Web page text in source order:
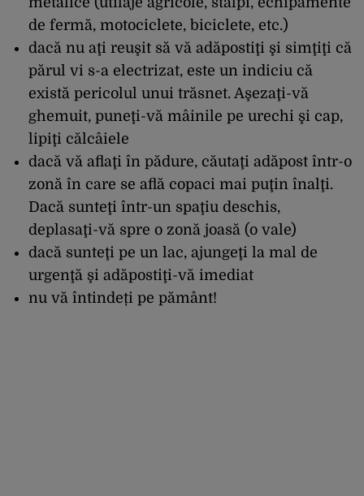
de fermă, motociclete, biciclete, etc.)
dacă nu aţi reuşit să vă adăpostiţi şi simţiţi că
părul vi s-a electrizat, este un indiciu că
există pericolul unui trăsnet. Aşezaţi-vă
ghemuit, puneţi-vă mâinile pe urechi şi cap,
lipiţi călcâiele
dacă vă aflaţi în pădure, căutaţi adăpost într-o
zonă în care se află copaci mai puţin înalţi.
Dacă sunteţi într-un spaţiu deschis,
deplasaţi-vă spre o zonă joasă (o vale)
dacă sunteţi pe un lac, ajungeţi la mal de
urgenţă şi adăpostiţi-vă imediat
nu vă întindeți pe pământ!